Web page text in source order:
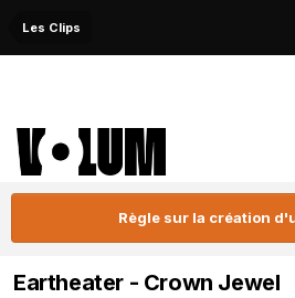
Les Clips
Règle sur la création
Eartheater - Crown Jewel